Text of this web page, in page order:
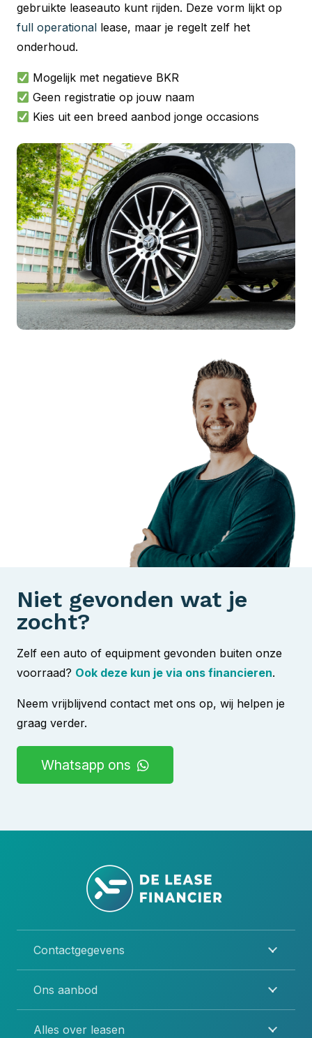
gebruikte leaseauto kunt rijden. Deze vorm lijkt op
full operational lease, maar je regelt zelf het
onderhoud.
Mogelijk met negatieve BKR
Geen registratie op jouw naam
Kies uit een breed aanbod jonge occasions
Niet gevonden wat je
zocht?
Zelf een auto of equipment gevonden buiten onze
voorraad? Ook deze kun je via ons financieren.
Neem vrijblijvend contact met ons op, wij helpen je
graag verder.
Whatsapp ons
Contactgegevens
Ons aanbod
Alles over leasen